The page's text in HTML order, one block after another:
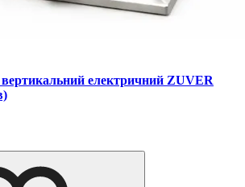
електричний ZUVER